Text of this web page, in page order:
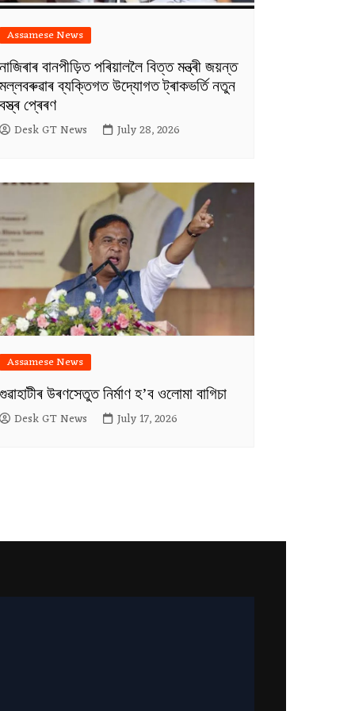
Assamese News
বানপীড়িত পৰিয়াললৈ বিত্ত মন্ত্ৰী জয়ন্ত
ব্যক্তিগত উদ্যোগত ট্ৰাকভৰ্তি নতুন
প্ৰেৰণ
Desk GT News July 28, 2026
Assamese News
উৰণসেতুত নিৰ্মাণ হ’ব ওলোমা বাগিচা
Desk GT News July 17, 2026